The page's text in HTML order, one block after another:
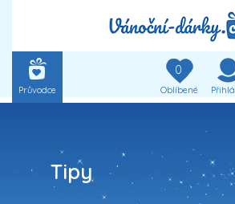
Průvodce
0
Oblíbené
Tipy